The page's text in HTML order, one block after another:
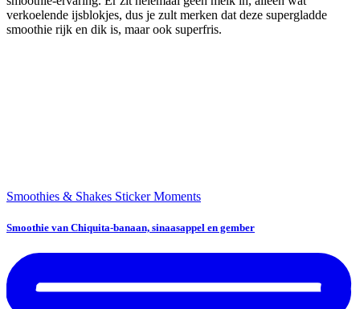
verkoelende ijsblokjes, dus je zult merken dat deze supergladde
smoothie rijk en dik is, maar ook superfris.
Smoothies & Shakes Sticker Moments
Smoothie van Chiquita-banaan, sinaasappel en gember